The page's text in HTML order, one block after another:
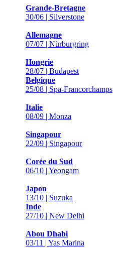
Grande-Bretagne
30/06 | Silverstone
Allemagne
07/07 | Nürburgring
Hongrie
28/07 | Budapest
Belgique
25/08 | Spa-Francorchamps
Italie
08/09 | Monza
Singapour
22/09 | Singapour
Corée du Sud
06/10 | Yeongam
Japon
13/10 | Suzuka
Inde
27/10 | New Delhi
Abou Dhabi
03/11 | Yas Marina